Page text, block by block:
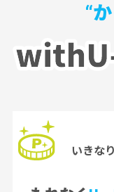
“
いきな